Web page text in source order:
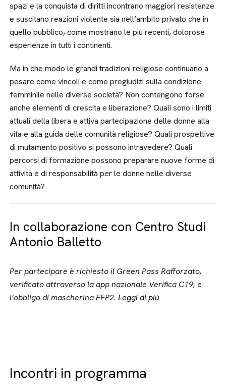
spazi e la conquista di diritti incontrano maggiori resistenze
e suscitano reazioni violente sia nell’ambito privato che in
quello pubblico, come mostrano le più recenti, dolorose
esperienze in tutti i continenti.
Ma in che modo le grandi tradizioni religiose continuano a
pesare come vincoli e come pregiudizi sulla condizione
femminile nelle diverse società? Non contengono forse
anche elementi di crescita e liberazione? Quali sono i limiti
attuali della libera e attiva partecipazione delle donne alla
vita e alla guida delle comunità religiose? Quali prospettive
di mutamento positivo si possono intravedere? Quali
percorsi di formazione possono preparare nuove forme di
attività e di responsabilità per le donne nelle diverse
comunità?
In collaborazione con Centro Studi
Antonio Balletto
Per partecipare è richiesto il Green Pass Rafforzato,
verificato attraverso la app nazionale Verifica C19, e
l’obbligo di mascherina FFP2.Leggi di più
Incontri in programma